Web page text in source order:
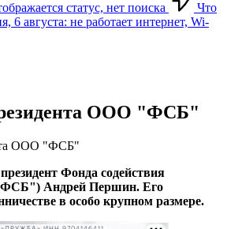
статус, нет поиска
Что
6 августа: не работает интернет, Wi-
ООО "ФСБ"
ООО "ФСБ"
Фонда содействия
Андрей Першин. Его
в особо крупном размере.